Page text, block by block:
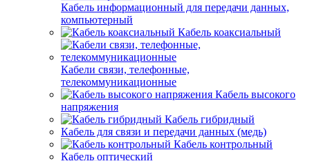
Кабель информационный для передачи данных,
компьютерный
Кабель коаксиальный
Кабели связи, телефонные,
телекоммуникационные
Кабель высокого
напряжения
Кабель гибридный
Кабель для связи и передачи данных (медь)
Кабель контрольный
Кабель оптический